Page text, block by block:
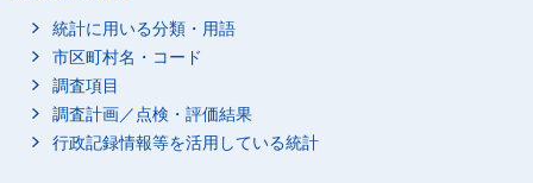
統計に用いる分類・用語
市区町村名・コード
調査項目
調査計画／点検・評価結果
行政記録情報等を活用している統計